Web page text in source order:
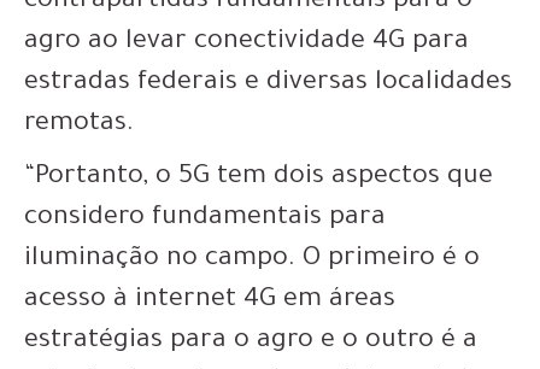
agro ao levar conectividade 4G para
estradas federais e diversas localidades
remotas.
“Portanto, o 5G tem dois aspectos que
considero fundamentais para
iluminação no campo. O primeiro é o
acesso à internet 4G em áreas
estratégias para o agro e o outro é a